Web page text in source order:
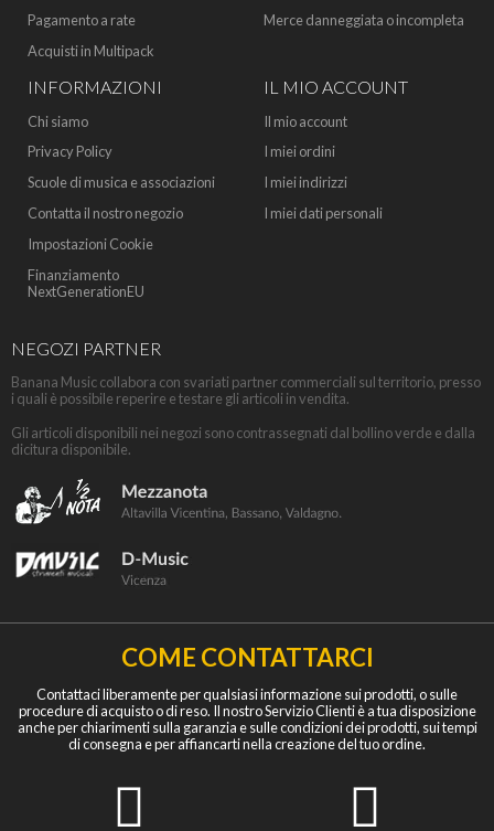
Pagamento a rate
Acquisti in Multipack
Merce danneggiata o incompleta
INFORMAZIONI
Chi siamo
Privacy Policy
Scuole di musica e associazioni
Contatta il nostro negozio
Impostazioni Cookie
Finanziamento
NextGenerationEU
IL MIO ACCOUNT
Il mio account
I miei ordini
I miei indirizzi
I miei dati personali
NEGOZI PARTNER
Banana Music collabora con svariati partner commerciali sul territorio, presso
i quali è possibile reperire e testare gli articoli in vendita.
Gli articoli disponibili nei negozi sono contrassegnati dal bollino verde e dalla
dicitura disponibile.
COME CONTATTARCI
Contattaci liberamente per qualsiasi informazione sui prodotti, o sulle
procedure di acquisto o di reso. Il nostro Servizio Clienti è a tua disposizione
anche per chiarimenti sulla garanzia e sulle condizioni dei prodotti, sui tempi
di consegna e per affiancarti nella creazione del tuo ordine.